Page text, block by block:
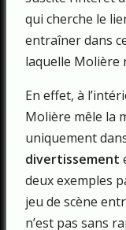
qui cherche le
entraîner dans
laquelle Molière
En effet, à
Molière mêle la
uniquement
divertissement
deux exemples
jeu de scène
n’est pas sans